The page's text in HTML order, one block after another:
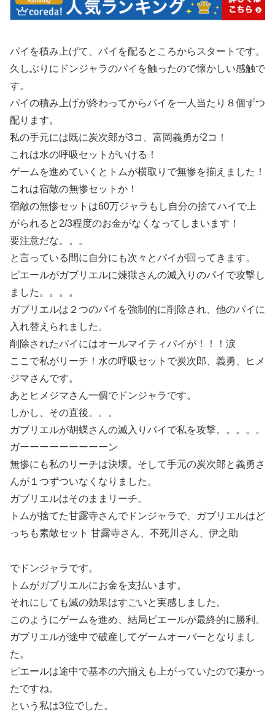
パイを積み上げて、パイを配るところからスタートです。
久しぶりにドンジャラのパイを触ったので懐かしい感触で
す。
パイの積み上げが終わってからパイを一人当たり８個ずつ
配ります。
私の手元には既に炭次郎が3コ、富岡義勇が2コ！
これは水の呼吸セットがいける！
ゲームを進めていくとトムが横取りで無惨を揃えました！
これは宿敵の無惨セットか！
宿敵の無惨セットは60万ジャラもし自分の捨てハイで上
がられると2/3程度のお金がなくなってしまいます！
要注意だな。。。
と言っている間に自分にも次々とパイが回ってきます。
ピエールがガブリエルに煉獄さんの滅入りのパイで攻撃し
ました。。。。
ガブリエルは２つのパイを強制的に削除され、他のパイに
入れ替えられました。
削除されたパイにはオールマイティパイが！！！涙
ここで私がリーチ！水の呼吸セットで炭次郎、義勇、ヒメ
ジマさんです。
あとヒメジマさん一個でドンジャラです。
しかし、その直後。。。
ガブリエルが胡蝶さんの滅入りパイで私を攻撃。。。。。
ガーーーーーーーーーン
無惨にも私のリーチは決壊。そして手元の炭次郎と義勇さ
んが１つずついなくなりました。
ガブリエルはそのままリーチ。
トムが捨てた甘露寺さんでドンジャラで、ガブリエルはど
っちも素敵セット 甘露寺さん、不死川さん、伊之助
でドンジャラです。
トムがガブリエルにお金を支払います。
それにしても滅の効果はすごいと実感しました。
このようにゲームを進め、結局ピエールが最終的に勝利。
ガブリエルが途中で破産してゲームオーバーとなりまし
た。
ピエールは途中で基本の六揃えも上がっていたので凄かっ
たですね。
という私は3位でした。